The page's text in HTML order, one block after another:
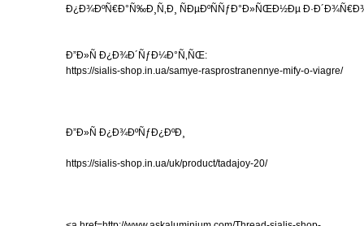
Ð¿Ð¾ÐºÑ€Ð°Ñ‰Ð¸Ñ‚Ð¸ ÑÐµÐºÑÑƒÐ°Ð»ÑŒÐ½Ðµ
Ð”Ð»Ñ Ð¿Ð¾Ð´ÑƒÐ¼Ð°Ñ‚ÑŒ:
https://sialis-shop.in.ua/samye-rasprostranennye-mify-o-viagre/
Ð”Ð»Ñ Ð¿Ð¾ÐºÑƒÐ¿ÐºÐ¸
https://sialis-shop.in.ua/uk/product/tadajoy-20/